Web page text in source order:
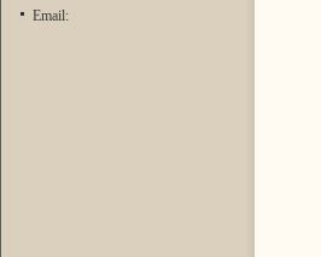
Email: